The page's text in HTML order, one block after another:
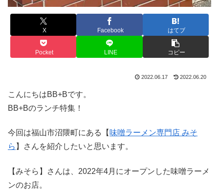
X Facebook はてブ
Pocket LINE コピー
2022.06.17 2022.06.20
こんにちはBB+Bです。
BB+Bのランチ特集！
今回は福山市沼隈町にある【味噌ラーメン専門店 みそ
ら 】さんを紹介したいと思います。
【みそら】さんは、2022年4月にオープンした味噌ラーメ
ンのお店。